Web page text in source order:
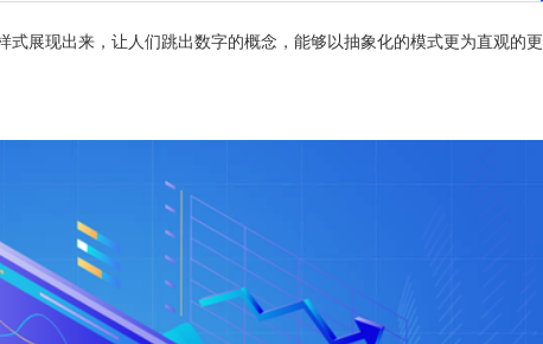
展现出来，让人们跳出数字的概念，能够以抽象化的模式更为直观的更